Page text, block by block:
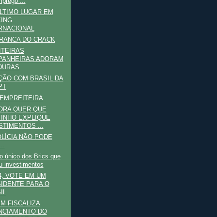
LUGAR EM
DO CRACK
ADORAM
COM BRASIL DA
QUER QUE
EXPLIQUE
...
NÃO PODE
único dos Brics que
investimentos
VOTE EM UM
PARA O
FISCALIZA
DO